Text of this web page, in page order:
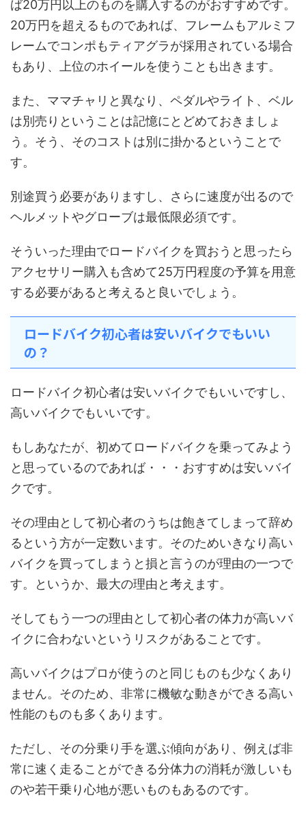
ば20万円以上のものを購入するのがおすすめです。
20万円を超えるものであれば、フレームもアルミフ
レームでコンポもティアグラが採用されている場合
もあり、上位のホイールを使うことも出きます。
また、ママチャリと異なり、ペダルやライト、ベル
は別売りということは記憶にとどめておきましょ
う。そう、そのコストは別に掛かるということで
す。
別途買う必要がありますし、さらに速度が出るので
ヘルメットやグローブは最低限必須です。
そういった理由でロードバイクを買おうと思ったら
アクセサリー購入も含めて25万円程度の予算を用意
する必要があると考えると良いでしょう。
ロードバイク初心者は安いバイクでもいい
の？
ロードバイク初心者は安いバイクでもいいですし、
高いバイクでもいいです。
もしあなたが、初めてロードバイクを乗ってみよう
と思っているのであれば・・・おすすめは安いバイ
クです。
その理由として初心者のうちは飽きてしまって辞め
るという方が一定数います。そのためいきなり高い
バイクを買ってしまうと損と言うのが理由の一つで
す。というか、最大の理由と考えます。
そしてもう一つの理由として初心者の体力が高いバ
イクに合わないというリスクがあることです。
高いバイクはプロが使うのと同じものも少なくあり
ません。そのため、非常に機敏な動きができる高い
性能のものも多くあります。
ただし、その分乗り手を選ぶ傾向があり、例えば非
常に速く走ることができる分体力の消耗が激しいも
のや若干乗り心地が悪いものもあるのです。